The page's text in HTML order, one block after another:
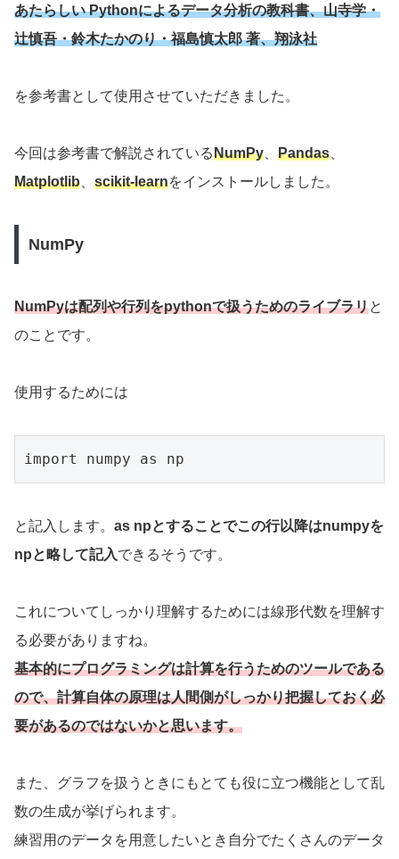
あたらしい Pythonによるデータ分析の教科書、山寺学・
辻慎吾・鈴木たかのり・福島慎太郎 著、翔泳社
を参考書として使用させていただきました。
今回は参考書で解説されているNumPy Pandas
Matplotlib
scikit-learnをインストールしました。
NumPy
NumPyは配列や行列をpythonで扱うためのライブラリと
のことです。
使用するためには
import numpy as np
と記入します。 as npとすることでこの行以降はnumpyを
npと略して記入できるそうです。
これについてしっかり理解するためには線形代数を理解す
る必要がありますね。
基本的にプログラミングは計算を行うためのツールである
ので、計算自体の原理は人間側がしっかり把握しておく必
要があるのではないかと思います。
また、グラフを扱うときにもとても役に立つ機能として乱
数の生成が挙げられます。
練習用のデータを用意したいとき自分でたくさんのデータ